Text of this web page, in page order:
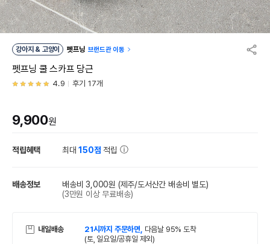
강아지 & 고양이 펫프닝 브랜드관 이동
펫프닝 쿨 스카프 당근
4.9 후기 17개
9,900원
적립혜택 최대150점 적립
배송정보 배송비 3,000원 (제주/도서산간 배송비 별도)
(3만원 이상 무료배송)
내일배송 21시까지 주문하면, 다음날 95% 도착
(토, 일요일/공휴일 제외)